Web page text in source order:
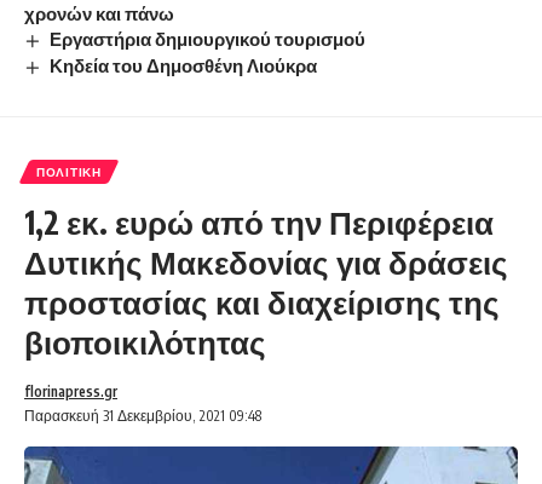
χρονών και πάνω
Εργαστήρια δημιουργικού τουρισμού
Κηδεία του Δημοσθένη Λιούκρα
ΠΟΛΙΤΙΚΉ
1,2 εκ. ευρώ από την Περιφέρεια
Δυτικής Μακεδονίας για δράσεις
προστασίας και διαχείρισης της
βιοποικιλότητας
Παρασκευή 31 Δεκεμβρίου, 2021 09:48
florinapress.gr